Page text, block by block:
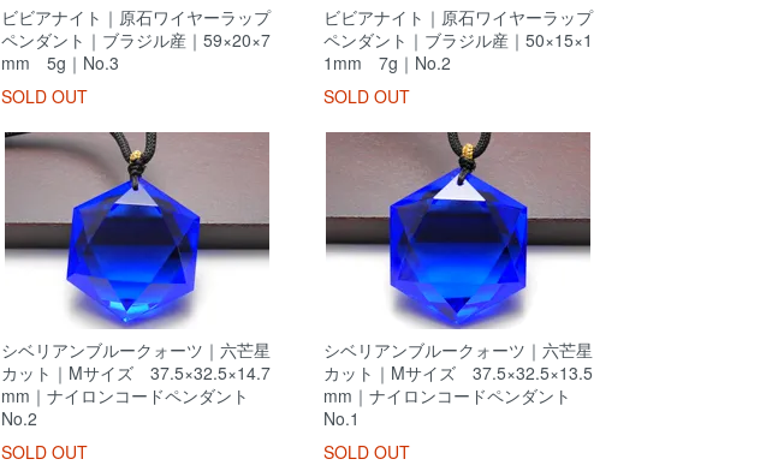
ビビアナイト｜原石ワイヤーラップ
ペンダント｜ブラジル産｜59×20×7
mm 5g｜No.3
SOLD OUT
ビビアナイト｜原石ワイヤーラップ
ペンダント｜ブラジル産｜50×15×1
1mm 7g｜No.2
SOLD OUT
シベリアンブルークォーツ｜六芒星
カット｜Mサイズ 37.5×32.5×14.7
mm｜ナイロンコードペンダント
No.2
SOLD OUT
シベリアンブルークォーツ｜六芒星
カット｜Mサイズ 37.5×32.5×13.5
mm｜ナイロンコードペンダント
No.1
SOLD OUT